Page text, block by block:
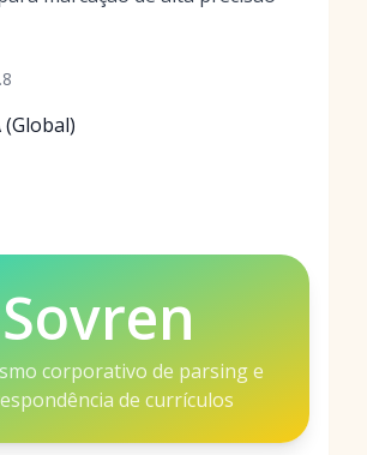
(Global)
Sovren
corporativo de parsing e
de currículos